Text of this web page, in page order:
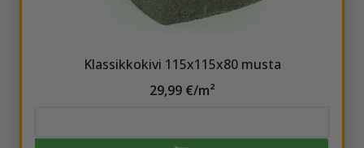
Klassikkokivi 115x115x80 musta
29,99 €/m²